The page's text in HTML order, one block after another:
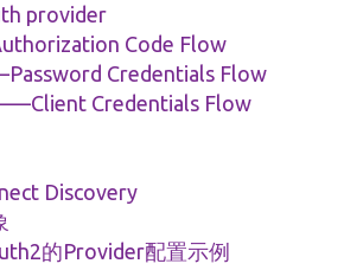
provider
Code Flow
Credentials Flow
Credentials Flow
Discovery
的Provider配置示例